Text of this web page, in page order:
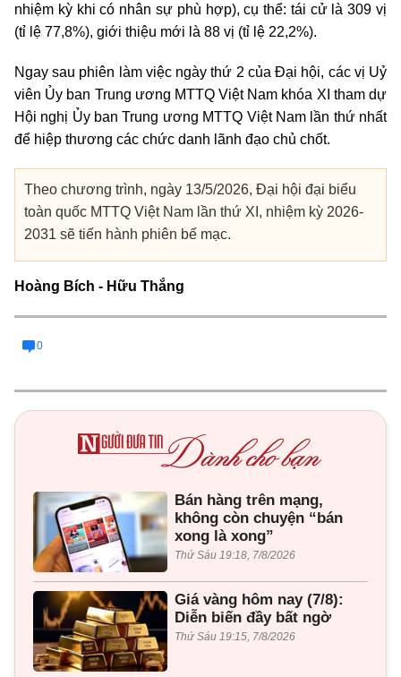
nhiệm kỳ khi có nhân sự phù hợp), cụ thể: tái cử là 309 vị
(tỉ lệ 77,8%), giới thiệu mới là 88 vị (tỉ lệ 22,2%).
Ngay sau phiên làm việc ngày thứ 2 của Đại hội, các vị Uỷ
viên Ủy ban Trung ương MTTQ Việt Nam khóa XI tham dự
Hội nghị Ủy ban Trung ương MTTQ Việt Nam lần thứ nhất
để hiệp thương các chức danh lãnh đạo chủ chốt.
Theo chương trình, ngày 13/5/2026, Đại hội đại biểu
toàn quốc MTTQ Việt Nam lần thứ XI, nhiệm kỳ 2026-
2031 sẽ tiến hành phiên bế mạc.
Hoàng Bích - Hữu Thắng
0
Bán hàng trên mạng,
không còn chuyện “bán
xong là xong”
Thứ Sáu 19:18, 7/8/2026
Giá vàng hôm nay (7/8):
Diễn biến đầy bất ngờ
Thứ Sáu 19:15, 7/8/2026